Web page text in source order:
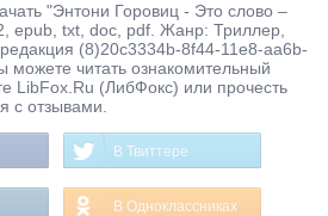
"Энтони Горовиц - Это слово –
epub, txt, doc, pdf. Жанр: Триллер,
редакция (8)20c3334b-8f44-11e8-aa6b-
читать ознакомительный
LibFox.Ru (ЛибФокс) или прочесть
с отзывами.
В Твиттере
В Одноклассниках